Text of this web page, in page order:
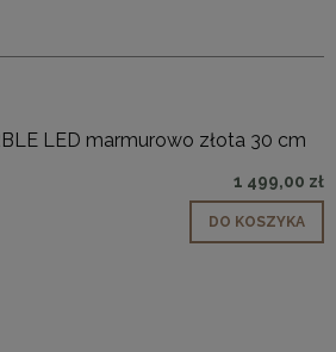
LED marmurowo złota 30 cm
1 499,00 zł
DO KOSZYKA